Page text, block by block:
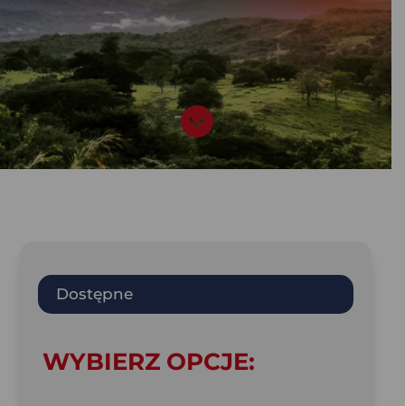

Dostępne
WYBIERZ OPCJE: